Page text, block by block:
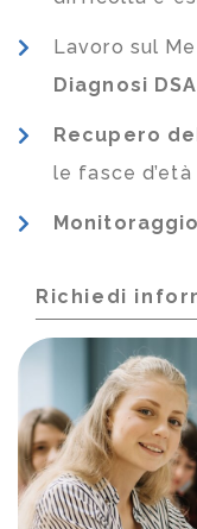
Lavoro sul
Diagnosi
Recupero
le fasce d’età
Richiedi